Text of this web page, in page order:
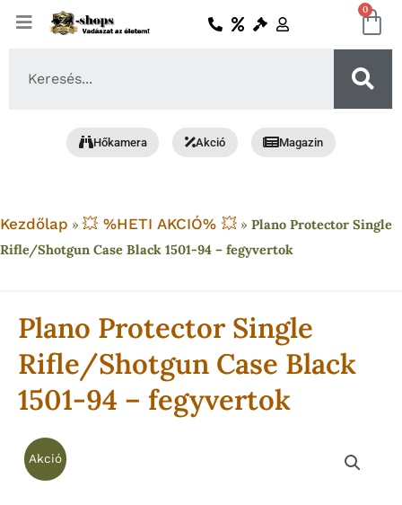
Skip
0
Hőkamera Akció Magazin
Kezdőlap » 💥 %HETI AKCIÓ% 💥 » Plano Protector Single
Rifle/Shotgun Case Black 1501-94 – fegyvertok
Plano Protector Single
Rifle/Shotgun Case Black
1501-94 – fegyvertok
Akció